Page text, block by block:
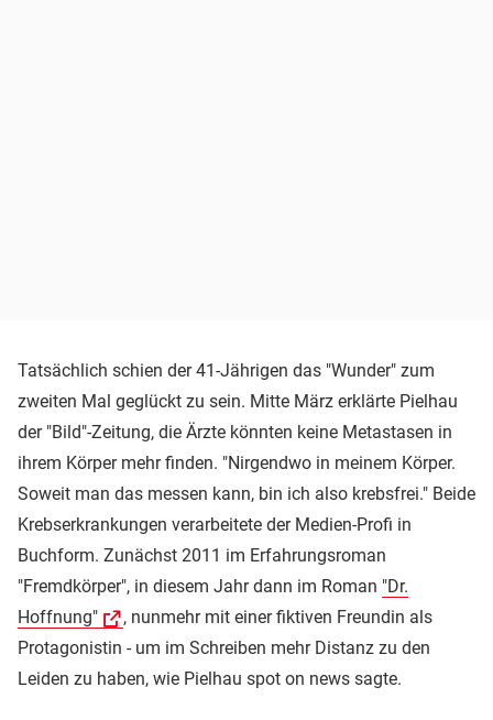
Tatsächlich schien der 41-Jährigen das "Wunder" zum
zweiten Mal geglückt zu sein. Mitte März erklärte Pielhau
der "Bild"-Zeitung, die Ärzte könnten keine Metastasen in
ihrem Körper mehr finden. "Nirgendwo in meinem Körper.
Soweit man das messen kann, bin ich also krebsfrei." Beide
Krebserkrankungen verarbeitete der Medien-Profi in
Buchform. Zunächst 2011 im Erfahrungsroman
"Fremdkörper", in diesem Jahr dann im Roman "Dr.
Hoffnung"
, nunmehr mit einer fiktiven Freundin als
Protagonistin - um im Schreiben mehr Distanz zu den
Leiden zu haben, wie Pielhau spot on news sagte.